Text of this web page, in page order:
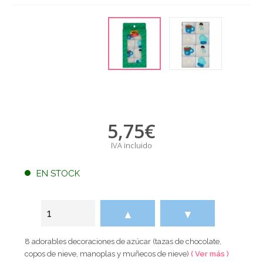
5,75€
IVA incluido
EN STOCK
▲ ▼
8 adorables decoraciones de azúcar (tazas de chocolate,
copos de nieve, manoplas y muñecos de nieve)( Ver más )